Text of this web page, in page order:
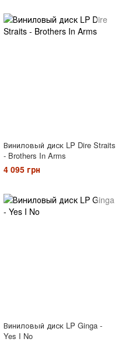
Виниловый диск LP Dire Straits
- Brothers In Arms
4 095 грн
Виниловый диск LP Ginga -
Yes I No